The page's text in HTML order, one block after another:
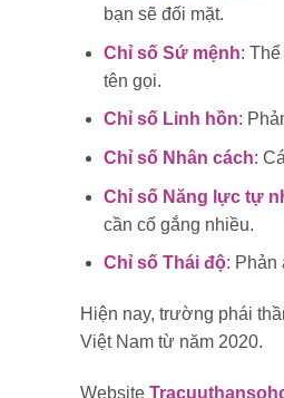
bạn sẽ đối mặt.
Chỉ số Sứ mệnh:
tên gọi.
Chỉ số Linh hồn:
Chỉ số Nhân cách:
Chỉ số Năng lực tự
cần cố gắng nhiều.
Chỉ số Thái độ: Phản
Hiện nay, trường phái
Việt Nam từ năm 2020.
Website